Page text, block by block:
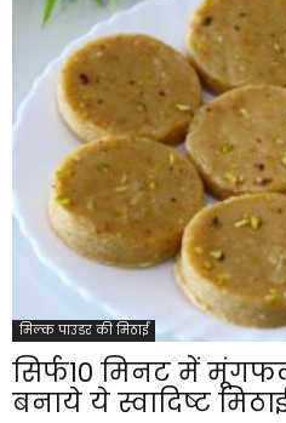
मिल्क पाउडर की मिठाई
सिर्फ10 मिनट में
बनाये ये स्वादिष्ट